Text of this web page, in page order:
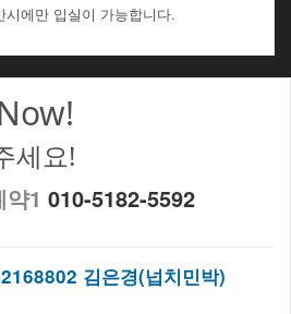
에만 입실이 가능합니다.
세요!
약1 010-5182-5592
김은경(넙치민박)